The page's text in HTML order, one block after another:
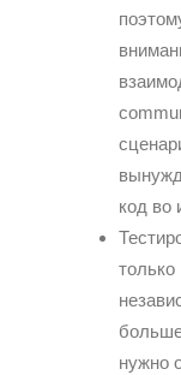
код во
нужно